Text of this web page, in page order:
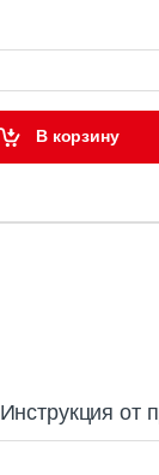
В корзину
Инструкция от